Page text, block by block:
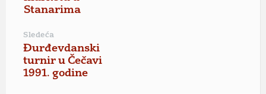
Stanarima
Sledeća
Đurđevdanski
turnir u Čečavi
1991. godine